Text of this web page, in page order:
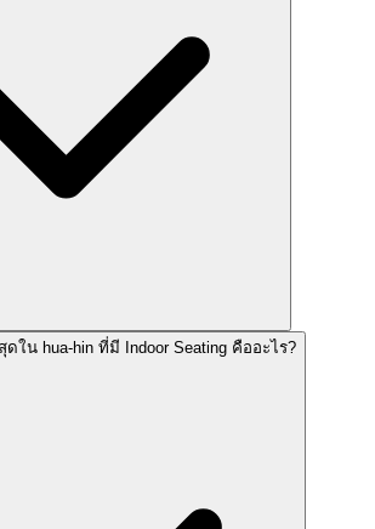
ใน hua-hin ที่มี Indoor Seating คืออะไร?